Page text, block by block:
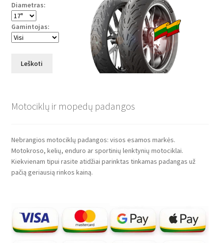
Diametras:
Gamintojas:
Leškoti
Motociklų ir mopedų padangos
Nebrangios motociklų padangos: visos esamos markės.
Motokroso, kelių, enduro ar sportinių lenktynių motociklai.
Kiekvienam tipui rasite atidžiai parinktas tinkamas padangas už
pačią geriausią rinkos kainą.